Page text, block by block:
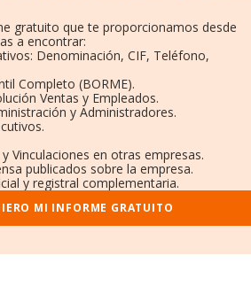
gratuito que te proporcionamos desde
a encontrar:
Denominación, CIF, Teléfono,
Completo (BORME).
Ventas y Empleados.
y Administradores.
Vinculaciones en otras empresas.
publicados sobre la empresa.
y registral complementaria.
MI INFORME GRATUITO